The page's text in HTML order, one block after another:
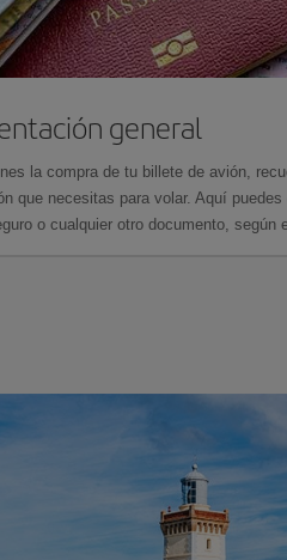
general
la compra de tu billete de avión,
que necesitas para volar. Aquí
o cualquier otro documento, según